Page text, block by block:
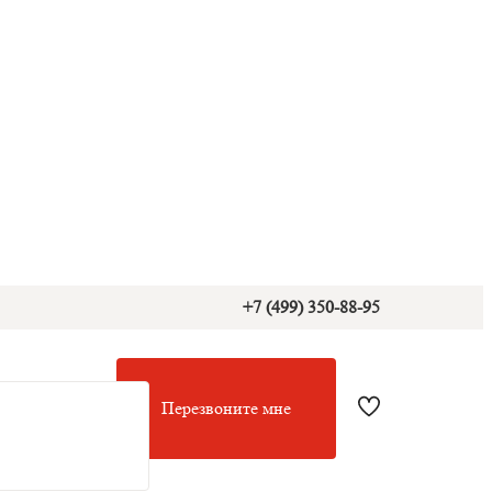
+7 (499) 350-88-95
Перезвоните мне